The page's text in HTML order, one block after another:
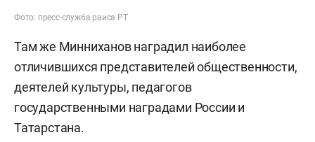
Фото: пресс-служба раиса РТ
Там же Минниханов наградил наиболее
отличившихся представителей общественности,
деятелей культуры, педагогов
государственными наградами России и
Татарстана.